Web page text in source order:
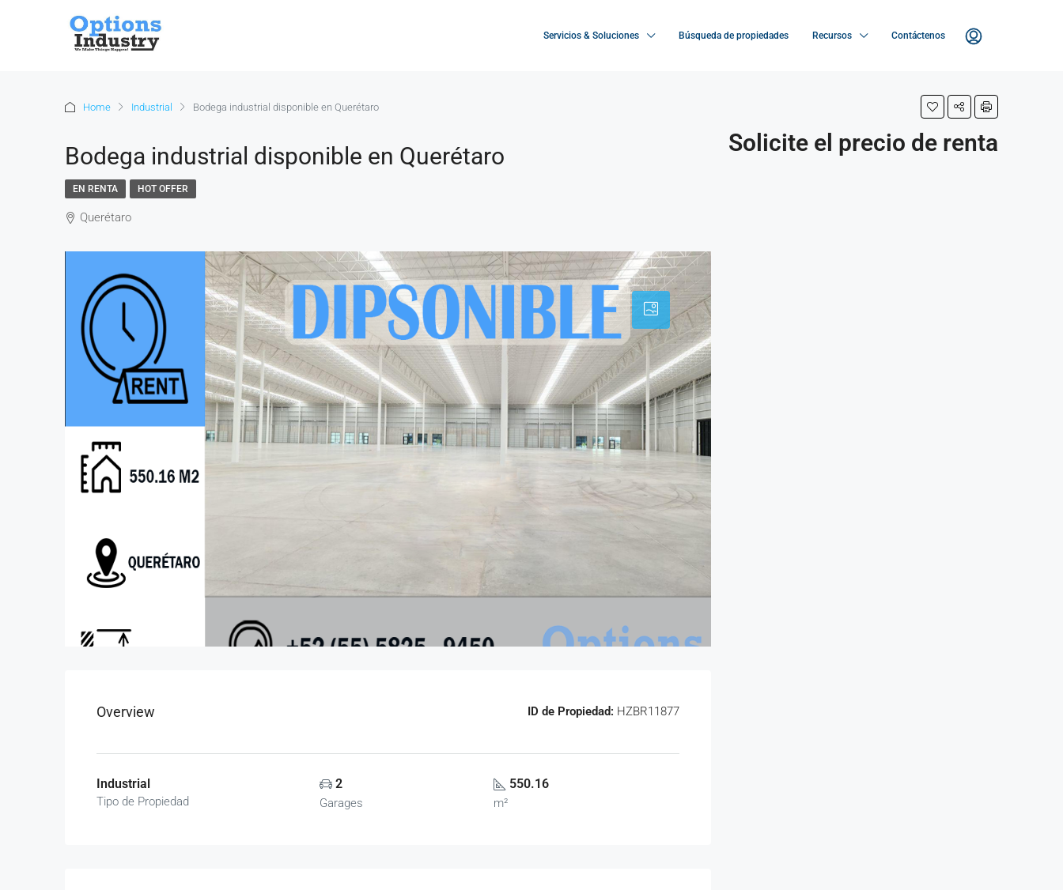
Servicios & Soluciones Búsqueda de propiedades Recursos Contáctenos
Home Industrial Bodega industrial disponible en Querétaro
Bodega industrial disponible en Querétaro Solicite el precio de renta
EN RENTA HOT OFFER
Querétaro
Overview ID de Propiedad: HZBR11877
Industrial
Tipo de Propiedad
2
Garages
550.16
m²